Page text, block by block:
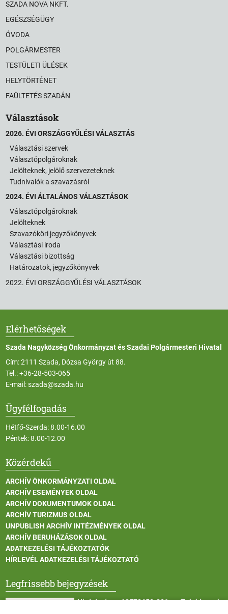
SZADA NOVA NKFT.
EGÉSZSÉGÜGY
ÓVODA
POLGÁRMESTER
TESTÜLETI ÜLÉSEK
HELYTÖRTÉNET
FAÜLTETÉS SZADÁN
Választások
2026. ÉVI ORSZÁGGYŰLÉSI VÁLASZTÁS
Választási szervek
Választópolgároknak
Jelölteknek, jelölő szervezeteknek
Tudnivalók a szavazásról
2024. ÉVI ÁLTALÁNOS VÁLASZTÁSOK
Választópolgároknak
Jelölteknek
Szavazóköri jegyzőkönyvek
Választási iroda
Választási bizottság
Határozatok, jegyzőkönyvek
2022. ÉVI ORSZÁGGYŰLÉSI VÁLASZTÁSOK
Elérhetőségek
Szada Nagyközség Önkormányzat és Szadai Polgármesteri Hivatal
Cím: 2111 Szada, Dózsa György út 88.
Tel.:+36-28-503-065
E-mail:szada@szada.hu
Ügyfélfogadás
Hétfő-Szerda: 8.00-16.00
Péntek: 8.00-12.00
Közérdekű
ARCHÍV ÖNKORMÁNYZATI OLDAL
ARCHÍV ESEMÉNYEK OLDAL
ARCHÍV DOKUMENTUMOK OLDAL
ARCHÍV TURIZMUS OLDAL
UNPUBLISH ARCHÍV INTÉZMÉNYEK OLDAL
ARCHÍV BERUHÁZÁSOK OLDAL
ADATKEZELÉSI TÁJÉKOZTATÓK
HÍRLEVÉL ADATKEZELÉSI TÁJÉKOZTATÓ
Legfrissebb bejegyzések
Hirdetmény - 13572650-301 sz. Tulajdonosi